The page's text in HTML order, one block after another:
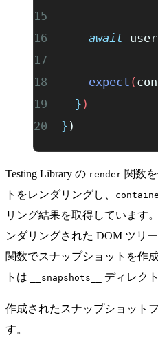
    await
    expect
(
  }
)
} )
Testing Library の render 関数
トをレンダリングし、
リング結果を取得しています。
ンダリングされた DOM ツリー
関数でスナップショットを作
トは
__snapshots__ ディレク
作成されたスナップショット
す。